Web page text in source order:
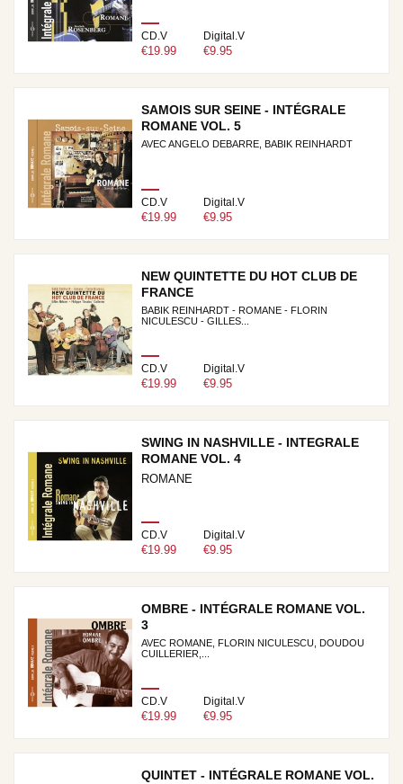
CD.V
€19.99
Digital.V
€9.95
SAMOIS SUR SEINE - INTÉGRALE
ROMANE VOL. 5
AVEC ANGELO DEBARRE, BABIK REINHARDT
CD.V
€19.99
Digital.V
€9.95
NEW QUINTETTE DU HOT CLUB DE
FRANCE
BABIK REINHARDT - ROMANE - FLORIN
NICULESCU - GILLES...
CD.V
€19.99
Digital.V
€9.95
SWING IN NASHVILLE - INTEGRALE
ROMANE VOL. 4
ROMANE
CD.V
€19.99
Digital.V
€9.95
OMBRE - INTÉGRALE ROMANE VOL.
3
AVEC ROMANE, FLORIN NICULESCU, DOUDOU
CUILLERIER,...
CD.V
€19.99
Digital.V
€9.95
QUINTET - INTÉGRALE ROMANE VOL.